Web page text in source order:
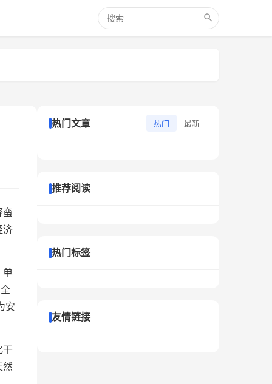
蛮
济
单
安
干
然
热门文章 热门 最新
推荐阅读
热门标签
友情链接